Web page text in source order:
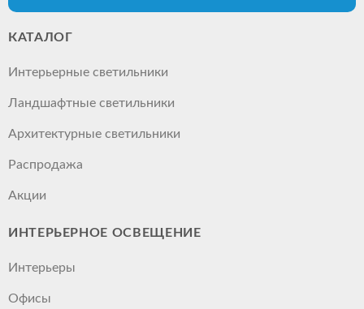
КАТАЛОГ
Интерьерные светильники
Ландшафтные светильники
Архитектурные светильники
Распродажа
Акции
ИНТЕРЬЕРНОЕ ОСВЕЩЕНИЕ
Интерьеры
Офисы